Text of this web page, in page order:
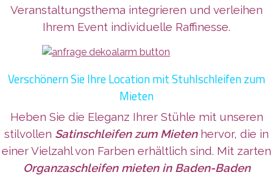
Veranstaltungsthema integrieren und verleihen
Ihrem Event individuelle Raffinesse.
Verschönern Sie Ihre Location mit Stuhlschleifen zum
Mieten
Heben Sie die Eleganz Ihrer Stühle mit unseren
stilvollen Satinschleifen zum Mietenhervor, die in
einer Vielzahl von Farben erhältlich sind. Mit zarten
Organzaschleifen mieten in Baden-Baden